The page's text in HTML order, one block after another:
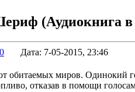
(Аудиокнига
Дата: 7-05-2015, 23:46
обитаемых миров. Одинокий
отказав в помощи